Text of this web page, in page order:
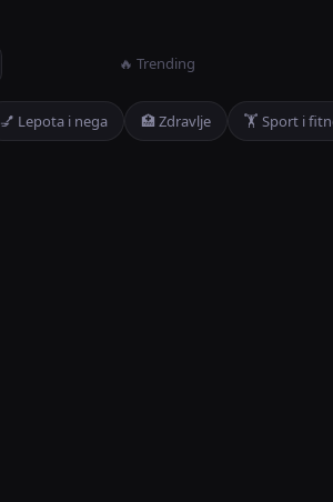
🔥 Trending
💅 Lepota i nega 🏥 Zdravlje 🏋️ Sport i